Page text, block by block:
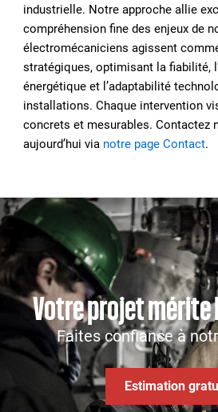
industrielle. Notre approche allie
compréhension fine des enjeux de
électromécaniciens agissent
stratégiques, optimisant la fiabilité,
énergétique et l’adaptabilité
installations. Chaque intervention
concrets et mesurables. Contactez
aujourd’hui via notre page Contact.
Votre projet
Faites confiance à
Estimation